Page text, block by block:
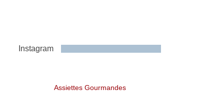
Instagram
Assiettes Gourmandes